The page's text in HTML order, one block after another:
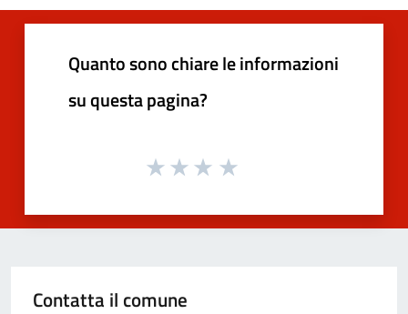
Quanto sono chiare le informazioni
su questa pagina?
Contatta il comune